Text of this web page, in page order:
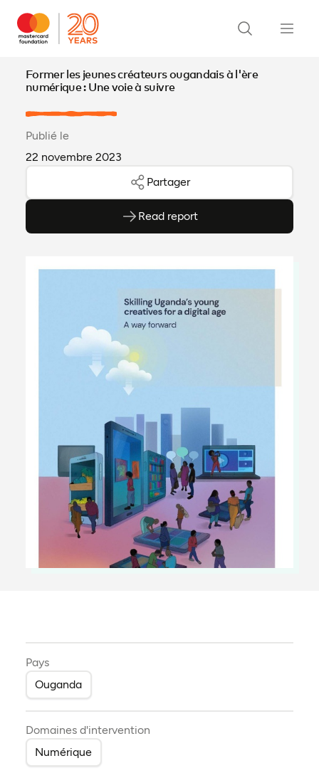
Former les jeunes créateurs ougandais à l'ère
numérique : Une voie à suivre
Publié le
22 novembre 2023
Partager
Read report
(ouvre en PDF)
(ouvre dans un nouvel onglet)
Pays
Ouganda
Domaines d'intervention
Numérique